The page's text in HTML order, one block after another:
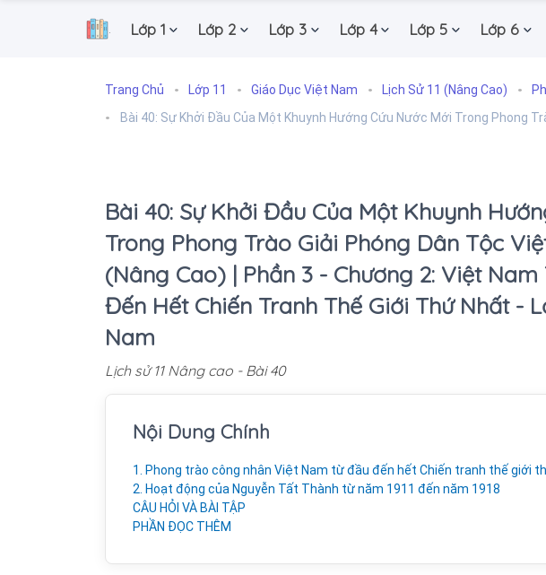
. Lớp 1 Lớp 2 Lớp 3 Lớp 4 Lớp 5 Lớp 6
Trang Chủ Lớp 11 Giáo Dục Việt Nam Lịch Sử 11 (Nâng Cao)
Bài 40: Sự Khởi Đầu Của Một Khuynh Hướng Cứu Nước Mới Trong Phong
Bài 40: Sự Khởi Đầu Của Một Khuynh
Trong Phong Trào Giải Phóng Dân Tộc
(Nâng Cao) | Phần 3 - Chương 2: Việt
Đến Hết Chiến Tranh Thế Giới Thứ Nhất -
Nam
Lịch sử 11 Nâng cao - Bài 40
Nội Dung Chính
1. Phong trào công nhân Việt Nam từ đầu đến hết Chiến tranh thế giới
2. Hoạt động của Nguyễn Tất Thành từ năm 1911 đến năm 1918
CÂU HỎI VÀ BÀI TẬP
PHẦN ĐỌC THÊM